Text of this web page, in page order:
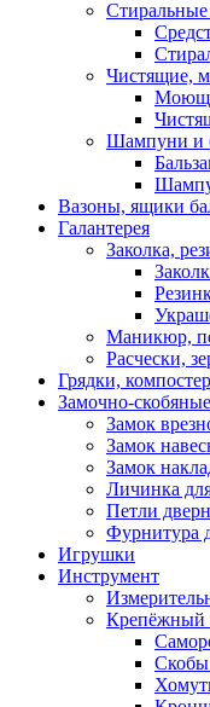
Чистящие,
Шампуни и
Вазоны, ящики
Галантерея
Заколка,
Маникюр,
Расчески,
Грядки,
Замочно-
Замок
Замок
Замок
Личинка
Петли
Фурнитура
Игрушки
Инструмент
Крепёжный
Скобы